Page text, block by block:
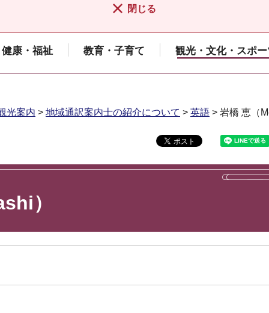
閉じる
健康・福祉 教育・子育て 観光・文化・スポー
光案内 > 地域通訳案内士の紹介について > 英語 > 岩橋 恵（
）